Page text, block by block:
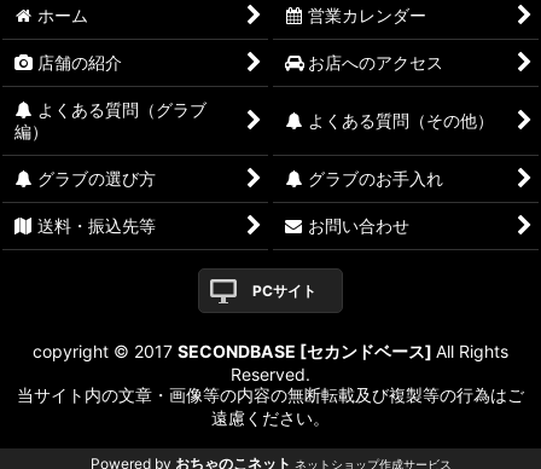
ホーム 営業カレンダー
店舗の紹介 お店へのアクセス
よくある質問（グラブ
編）
よくある質問（その他）
グラブの選び方 グラブのお手入れ
送料・振込先等 お問い合わせ
PCサイト
copyright © 2017 SECONDBASE [セカンドベース] All Rights
Reserved.
当サイト内の文章・画像等の内容の無断転載及び複製等の行為はご
遠慮ください。
Powered by おちゃのこネット ネットショップ作成サービス